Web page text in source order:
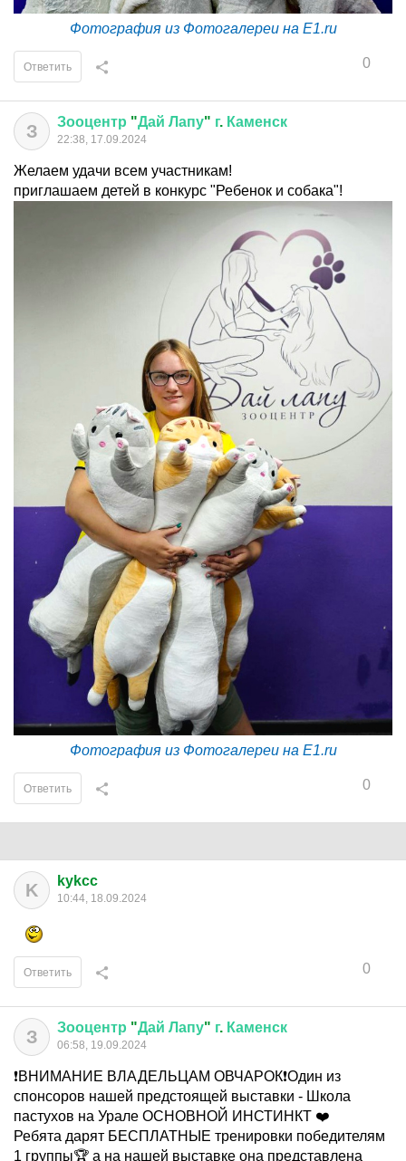
Фотография из Фотогалереи на E1.ru
0
Ответить
З Зооцентр "Дай Лапу" г. Каменск
22:38, 17.09.2024
Желаем удачи всем участникам!
приглашаем детей в конкурс "Ребенок и собака"!
Фотография из Фотогалереи на E1.ru
0
Ответить
K kykcc
10:44, 18.09.2024
0
Ответить
З Зооцентр "Дай Лапу" г. Каменск
06:58, 19.09.2024
❗️ВНИМАНИЕ ВЛАДЕЛЬЦАМ ОВЧАРОК❗️️Один из
спонсоров нашей предстоящей выставки - Школа
пастухов на Урале ОСНОВНОЙ ИНСТИНКТ ❤️
Ребята дарят БЕСПЛАТНЫЕ тренировки победителям
1 группы🏆 а на нашей выставке она представлена